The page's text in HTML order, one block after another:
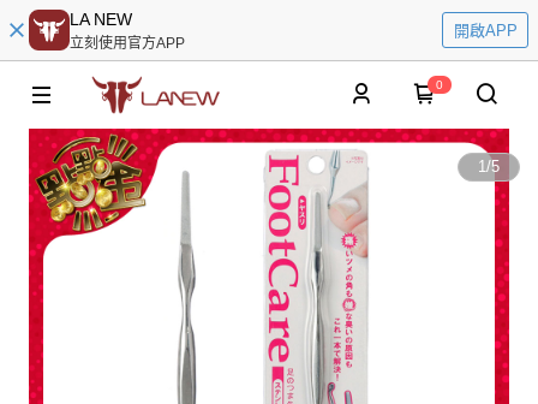
LA NEW
立刻使用官方APP
開啟APP
0
1/5